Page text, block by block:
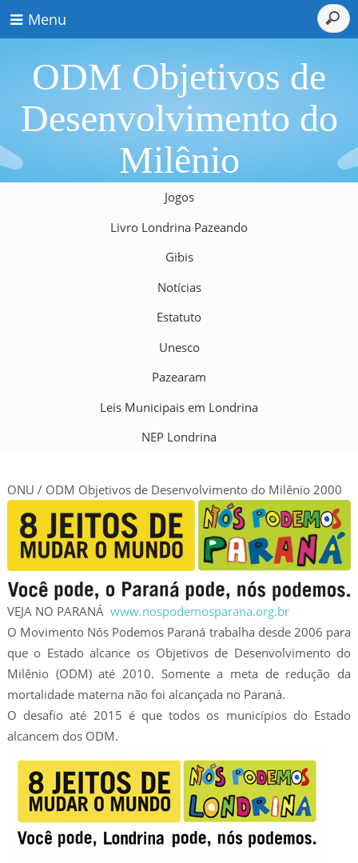
Menu
ODM Objetivos de
Desenvolvimento do
Milênio
Jogos
Livro Londrina Pazeando
Gibis
Notícias
Estatuto
Unesco
Pazearam
Leis Municipais em Londrina
NEP Londrina
ONU / ODM Objetivos de Desenvolvimento do Milênio 2000
VEJA NO PARANÁ www.nospodemosparana.org.br
O Movimento Nós Podemos Paraná trabalha desde 2006 para
que o Estado alcance os Objetivos de Desenvolvimento do
Milênio (ODM) até 2010. Somente a meta de redução da
mortalidade materna não foi alcançada no Paraná.
O desafio até 2015 é que todos os municípios do Estado
alcancem dos ODM.